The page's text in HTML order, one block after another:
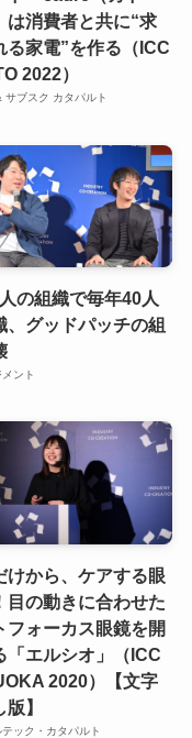
は消費者と共に“求
る家電”を作る（ICC
2022）
サブスク カタパルト
の組織で毎年40人
、グッドパッチの組
ント
けから、ケアする眼
目の動きに合わせた
フォーカス眼鏡を開
「エルシオ」（ICC
2020）【文字
】
テック・カタパルト